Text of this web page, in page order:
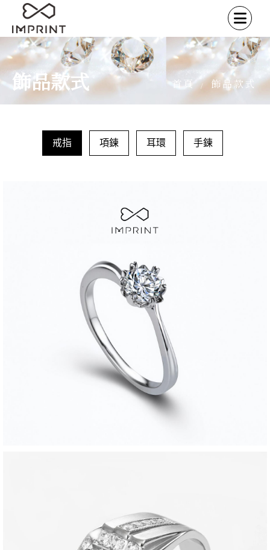
飾品款式 首頁 / 飾品款式
戒指 項鍊 耳環 手鍊